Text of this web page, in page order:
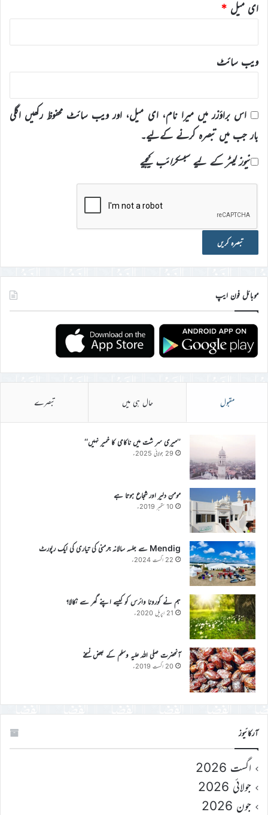
ای میل *
ویب‌ سائٹ
اس براؤزر میں میرا نام، ای میل، اور ویب سائٹ محفوظ رکھیں اگلی
بار جب میں تبصرہ کرنے کےلیے۔
نیوز لیٹر کے لیے سبسکرائب کیجیے
موبائل فون ایپ
مقبول حال ہی میں تبصرے
’’میری سر شت میں ناکامی کا خمیر نہیں‘‘
29 جولائی 2025ء
مومن دلیر اور شجاع ہوتا ہے
10 ستمبر 2019ء
Mendig سے جلسہ سالانہ جرمنی کی تیاری کی ایک رپورٹ
22 اگست 2024ء
ہم نے کورونا وائرس کو کیسے اپنے گھر سے نکالا؟
21 اپریل 2020ء
آنحضرت صلی اللہ علیہ وسلم کے بعض نسخے
20 اگست 2019ء
آرکائیوز
اگست 2026
جولائی 2026
جون 2026